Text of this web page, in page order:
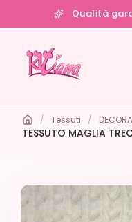
Qualità
/ Tessuti /
TESSUTO MAGLIA